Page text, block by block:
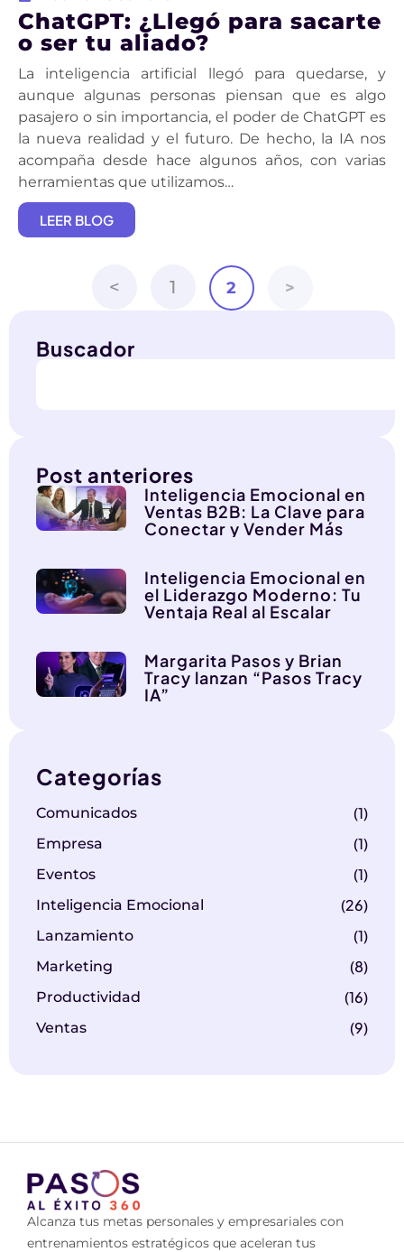
ChatGPT: ¿Llegó para sacarte
o ser tu aliado?
La inteligencia artificial llegó para quedarse, y
aunque algunas personas piensan que es algo
pasajero o sin importancia, el poder de ChatGPT es
la nueva realidad y el futuro. De hecho, la IA nos
acompaña desde hace algunos años, con varias
herramientas que utilizamos…
LEER BLOG
< 1 2 >
Buscador
Post anteriores
Inteligencia Emocional en
Ventas B2B: La Clave para
Conectar y Vender Más
Inteligencia Emocional en
el Liderazgo Moderno: Tu
Ventaja Real al Escalar
Margarita Pasos y Brian
Tracy lanzan “Pasos Tracy
IA”
Categorías
Comunicados (1)
Empresa (1)
Eventos (1)
Inteligencia Emocional (26)
Lanzamiento (1)
Marketing (8)
Productividad (16)
Ventas (9)
Alcanza tus metas personales y empresariales con
entrenamientos estratégicos que aceleran tus